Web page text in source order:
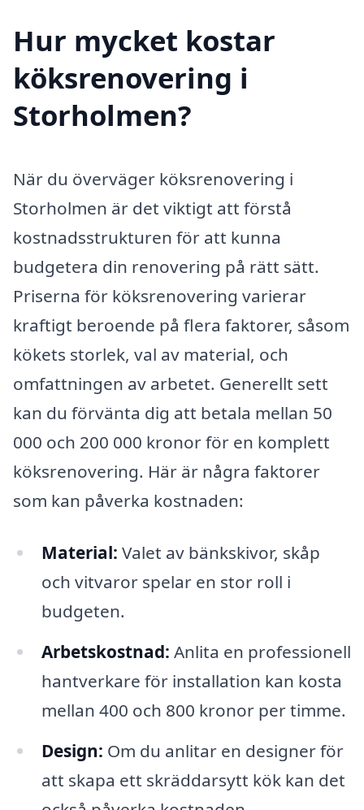
Hur mycket kostar
köksrenovering i
Storholmen?
När du överväger köksrenovering i
Storholmen är det viktigt att förstå
kostnadsstrukturen för att kunna
budgetera din renovering på rätt sätt.
Priserna för köksrenovering varierar
kraftigt beroende på flera faktorer, såsom
kökets storlek, val av material, och
omfattningen av arbetet. Generellt sett
kan du förvänta dig att betala mellan 50
000 och 200 000 kronor för en komplett
köksrenovering. Här är några faktorer
som kan påverka kostnaden:
Material: Valet av bänkskivor, skåp
och vitvaror spelar en stor roll i
budgeten.
Arbetskostnad: Anlita en professionell
hantverkare för installation kan kosta
mellan 400 och 800 kronor per timme.
Design: Om du anlitar en designer för
att skapa ett skräddarsytt kök kan det